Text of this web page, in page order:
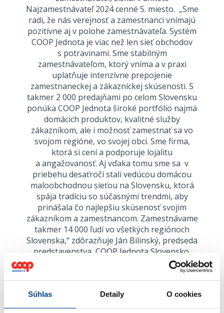
Súhlas Detaily O cookies
Najzamestnávateľ 2024 cenné 5. miesto. „Sme
radi, že nás verejnosť a zamestnanci vnímajú
pozitívne aj v polohe zamestnávateľa. Systém
COOP Jednota je viac než len sieť obchodov
s potravinami. Sme stabilným
zamestnávateľom, ktorý vníma a v praxi
uplatňuje intenzívne prepojenie
zamestnaneckej a zákazníckej skúsenosti. S
takmer 2 000 predajňami po celom Slovensku
ponúka COOP Jednota široké portfólio najmä
domácich produktov, kvalitné služby
zákazníkom, ale i možnosť zamestnať sa vo
svojom regióne, vo svojej obci. Sme firma,
ktorá si cení a podporuje lojalitu
a angažovanosť. Aj vďaka tomu sme sa v
priebehu desaťročí stali vedúcou domácou
maloobchodnou sieťou na Slovensku, ktorá
spája tradíciu so súčasnými trendmi, aby
prinášala čo najlepšiu skúsenosť svojim
zákazníkom a zamestnancom. Zamestnávame
takmer 14 000 ľudí vo všetkých regiónoch
Slovenska,“ zdôrazňuje Ján Bilinský, predseda
predstavenstva, COOP Jednota Slovensko.
A dodáva: „Stratégia riadenia a rozvoja
ľudských zdrojov je postavená na dôslednom
dodržiavaní princípu rovnosti príležitostí. Vo
vedení spotrebných družstiev pracuje takmer
50 % žien.“